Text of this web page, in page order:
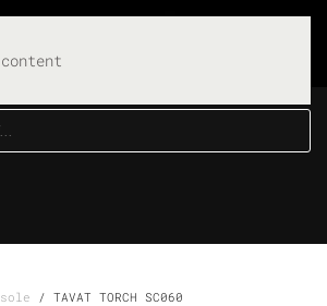
/ TAVAT TORCH SC060